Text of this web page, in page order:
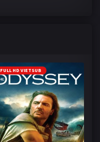
FULL HD VIETSUB